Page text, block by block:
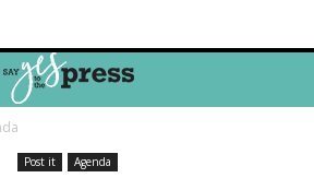
Post it Agenda